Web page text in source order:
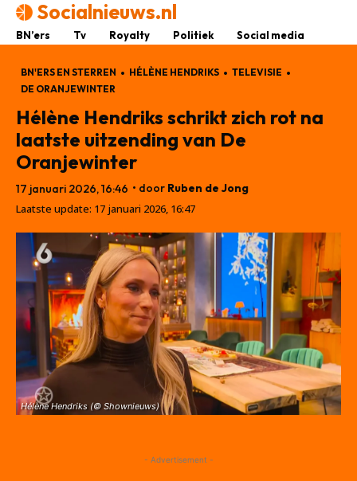
Socialnieuws.nl
BN’ers Tv Royalty Politiek Social media
BN'ERS EN STERREN HÉLÈNE HENDRIKS
TELEVISIE
DE ORANJEWINTER
Hélène Hendriks schrikt zich rot na
laatste uitzending van De
Oranjewinter
17 januari 2026, 16:46 • door Ruben de Jong
Laatste update: 17 januari 2026, 16:47
Hélène Hendriks (© Shownieuws)
- Advertisement -